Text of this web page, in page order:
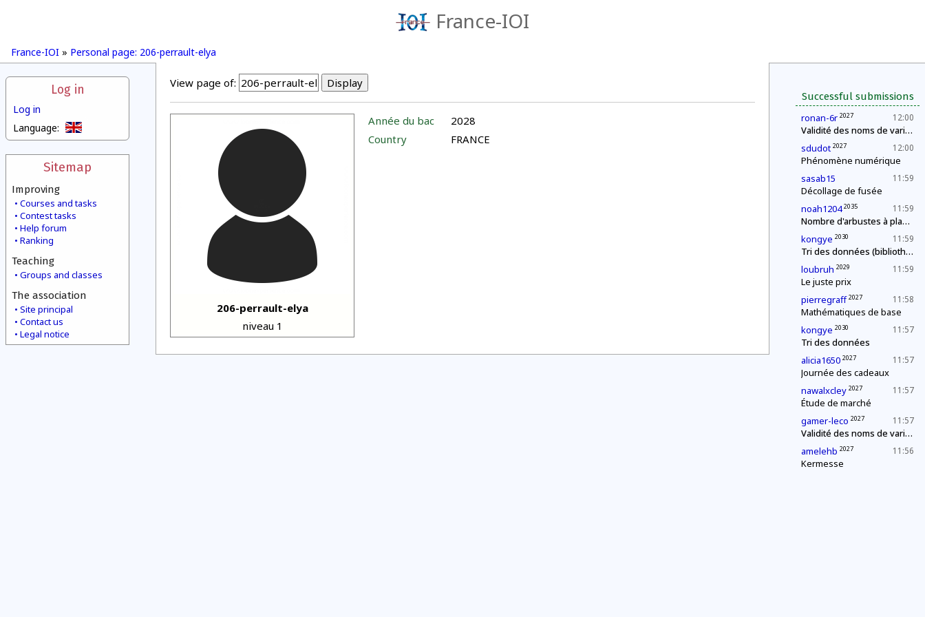
France-IOI
France-IOI » Personal page: 206-perrault-elya
Log in
Log in
Language:
Sitemap
Improving
Courses and tasks
Contest tasks
Help forum
Ranking
Teaching
Groups and classes
The association
Site principal
Contact us
Legal notice
Successful submissions
12:00
ronan-6r 2027
Validité des noms de variables
12:00
sdudot 2027
Phénomène numérique
11:59
sasab15
Décollage de fusée
11:59
noah1204 2035
Nombre d'arbustes à planter
11:59
kongye 2030
Tri des données (bibliothèque)
11:59
loubruh 2029
Le juste prix
11:58
pierregraff 2027
Mathématiques de base
11:57
kongye 2030
Tri des données
11:57
alicia1650 2027
Journée des cadeaux
11:57
nawalxcley 2027
Étude de marché
11:57
gamer-leco 2027
Validité des noms de variables
11:56
amelehb 2027
Kermesse
View page of:
206-perrault-elya
niveau 1
Année du bac
2028
Country
FRANCE